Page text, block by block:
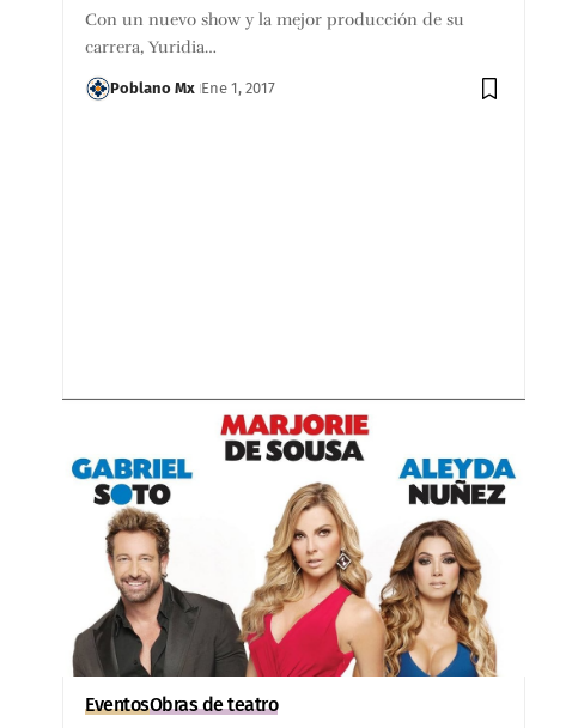
Con un nuevo show y la mejor producción de su
carrera, Yuridia…
Poblano Mx Ene 1, 2017
EventosObras de teatro